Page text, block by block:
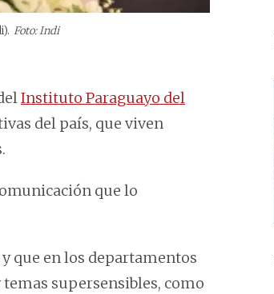
Foto: Indi
Instituto Paraguayo del
del país, que viven
que lo
que en los departamentos
supersensibles, como